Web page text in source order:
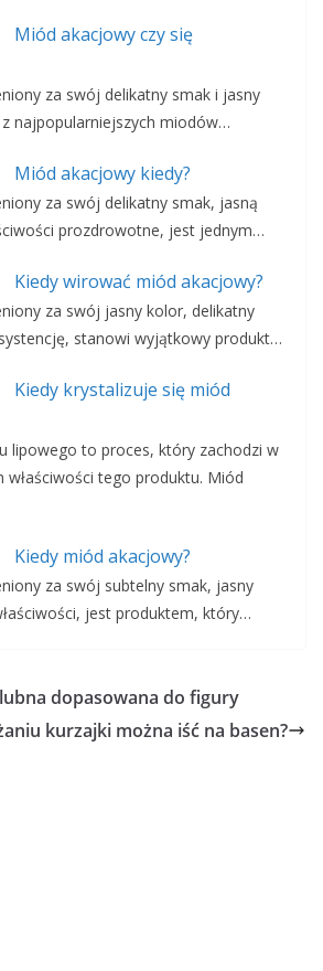
Miód akacjowy czy się
za swój delikatny smak i jasny
najpopularniejszych miodów…
Miód akacjowy kiedy?
za swój delikatny smak, jasną
prozdrowotne, jest jednym…
Kiedy wirować miód akacjowy?
za swój jasny kolor, delikatny
stanowi wyjątkowy produkt…
Kiedy krystalizuje się miód
lipowego to proces, który zachodzi w
właściwości tego produktu. Miód
Kiedy miód akacjowy?
za swój subtelny smak, jasny
jest produktem, który…
dopasowana do figury
kurzajki można iść na basen?